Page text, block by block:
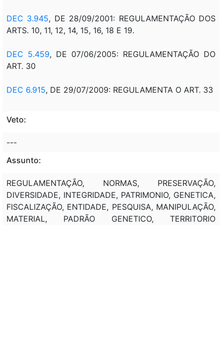
DEC 3.945, DE 28/09/2001: REGULAMENTAÇÃO DOS
ARTS. 10, 11, 12, 14, 15, 16, 18 E 19.
DEC 5.459, DE 07/06/2005: REGULAMENTAÇÃO DO
ART. 30
DEC 6.915, DE 29/07/2009: REGULAMENTA O ART. 33
Veto:
---
Assunto:
REGULAMENTAÇÃO, NORMAS, PRESERVAÇÃO,
DIVERSIDADE, INTEGRIDADE, PATRIMONIO, GENETICA,
FISCALIZAÇÃO, ENTIDADE, PESQUISA, MANIPULAÇÃO,
MATERIAL, PADRÃO GENETICO, TERRITORIO